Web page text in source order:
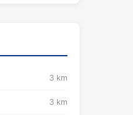
3 km
3 km